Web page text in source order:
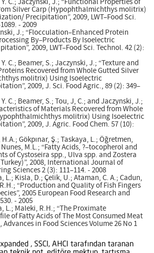
C.; Jaczynski, J.; “Functional Properties of
Silver Carp (Hypophthalmichthys molitrix)
Precipitation”, 2009, LWT–Food Sci.
- 2009
J.; “Flocculation–Enhanced Protein
By–Products By Isoelectric
2009, LWT–Food Sci. Technol. 42 (2):
C.; Beamer, S.; Jaczynski, J.; “Texture and
Recovered from Whole Gutted Silver
molitrix) Using Isoelectric
2009, J. Sci. Food Agric., 89 (2): 349–
C.; Beamer, S.; Tou, J, C.; and Jaczynski, J.;
of Materials Recovered from Whole
molitrix) Using Isoelectric
2009, J. Agric. Food Chem. 57 (10):
Gökpınar, Ş.; Taskaya, L.; Öğretmen,
M.L.; “Fatty Acids, ?–tocopherol and
of Cystoseira spp., Ulva spp. and Zostera
2008, International Journal of
Sciences 2 (3): 111–114. - 2008
L.; Kisla, D.; Çelik, U.; Ataman, C. A.; Cadun,
“Production and Quality of Fish Fingers
2005 European Food Research and
- 2005
L.; Maleki, R.H.; “The Proximate
of Fatty Acids of The Most Consumed Meat
Advances in Food Sciences Volume 26 No 1
, SSCI, AHCI tarafından taranan